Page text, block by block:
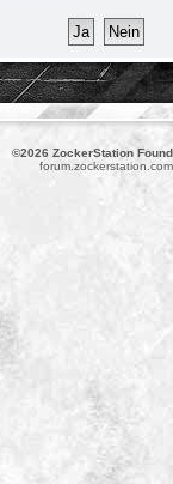
©2026 ZockerStation
forum.zockerstation.com